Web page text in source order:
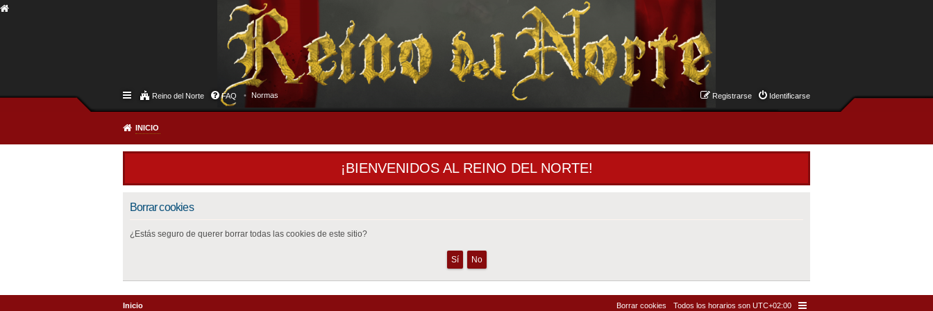
Reino del Norte FAQ Normas Identificarse
Registrarse
INICIO
¡BIENVENIDOS AL REINO DEL NORTE!
Borrar cookies
¿Estás seguro de querer borrar todas las cookies de este sitio?
Inicio Todos los horarios son UTC+02:00
Borrar cookies